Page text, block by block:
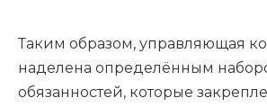
Таким образом, управляющая
наделена определённым
обязанностей, которые